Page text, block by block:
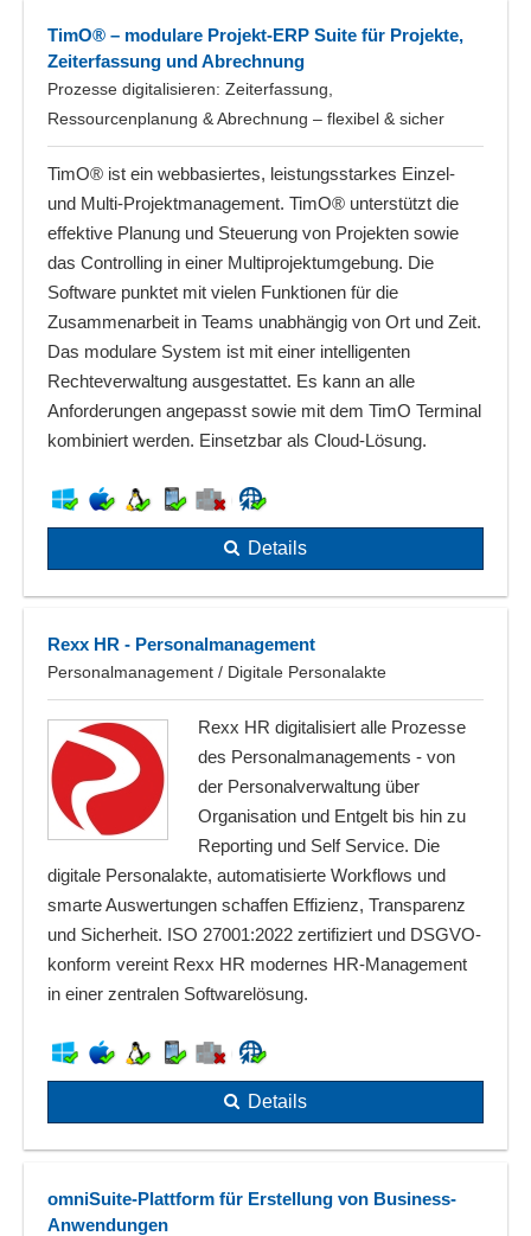
TimO® – modulare Projekt-ERP Suite für Projekte,
Zeiterfassung und Abrechnung
Prozesse digitalisieren: Zeiterfassung,
Ressourcenplanung & Abrechnung – flexibel & sicher
TimO® ist ein webbasiertes, leistungsstarkes Einzel-
und Multi-Projektmanagement. TimO® unterstützt die
effektive Planung und Steuerung von Projekten sowie
das Controlling in einer Multiprojektumgebung. Die
Software punktet mit vielen Funktionen für die
Zusammenarbeit in Teams unabhängig von Ort und Zeit.
Das modulare System ist mit einer intelligenten
Rechteverwaltung ausgestattet. Es kann an alle
Anforderungen angepasst sowie mit dem TimO Terminal
kombiniert werden. Einsetzbar als Cloud-Lösung.
Details
Rexx HR - Personalmanagement
Personalmanagement / Digitale Personalakte
Rexx HR digitalisiert alle Prozesse
des Personalmanagements - von
der Personalverwaltung über
Organisation und Entgelt bis hin zu
Reporting und Self Service. Die
digitale Personalakte, automatisierte Workflows und
smarte Auswertungen schaffen Effizienz, Transparenz
und Sicherheit. ISO 27001:2022 zertifiziert und DSGVO-
konform vereint Rexx HR modernes HR-Management
in einer zentralen Softwarelösung.
Details
omniSuite-Plattform für Erstellung von Business-
Anwendungen